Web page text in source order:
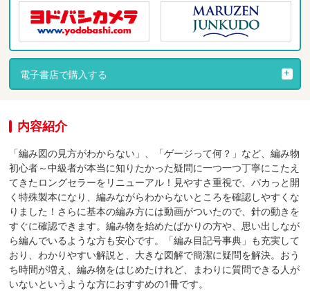
電子書店で購入する
内容紹介
「編み図の見方がわからない」、「ゲージって何？」など、編み物
初心者～中級者が本当に知りたかった疑問に一つ一つ丁寧にこたえ
てきたロングセラーをリニューアル！見やすさ重視で、パカっと開
く特殊製本になり、編みながらわからないところを確認しやすくな
りました！さらに基本の編み方には動画がついたので、針の動きを
すぐに確認できます。編み物を始めたばかりの方や、思い出しなが
ら編んでいるような方も安心です。「編み目記号事典」も充実して
おり、わかりやすい解説と、大きな図解で簡潔に疑問を解決。おう
ち時間が増え、編み物をはじめたけれど、まわりに質問できる人が
いないというような方におすすめの1冊です。